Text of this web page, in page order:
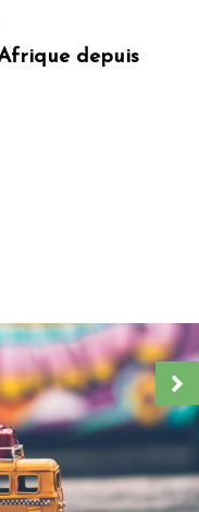
pour
plus populaires